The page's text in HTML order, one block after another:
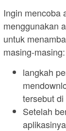
Ingin mencoba
menggunakan
untuk
masing-masing:
langkah
tersebut
Setelah
aplikasinya